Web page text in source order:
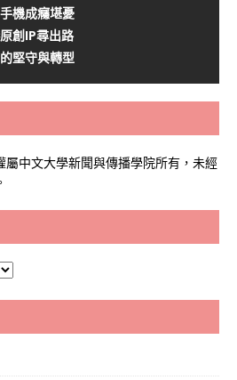
機成癮堪憂
創IP尋出路
堅守與轉型
屬中文大學新聞與傳播學院所有，未經